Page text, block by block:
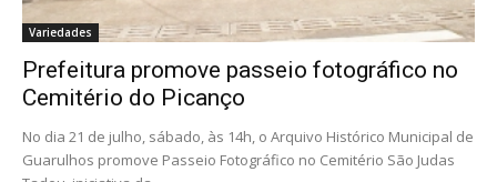
Variedades
Prefeitura promove passeio fotográfico no
Cemitério do Picanço
No dia 21 de julho, sábado, às 14h, o Arquivo Histórico Municipal de
Guarulhos promove Passeio Fotográfico no Cemitério São Judas